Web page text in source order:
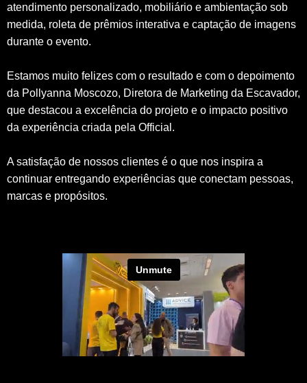
atendimento personalizado, mobiliário e ambientação sob
medida, roleta de prêmios interativa e captação de imagens
durante o evento.
Estamos muito felizes com o resultado e com o depoimento
da Pollyanna Moscozo, Diretora de Marketing da Escavador,
que destacou a excelência do projeto e o impacto positivo
da experiência criada pela Official.
A satisfação de nossos clientes é o que nos inspira a
continuar entregando experiências que conectam pessoas,
marcas e propósitos.